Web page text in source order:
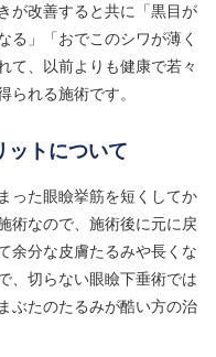
が改善すると共に「黒目が
る」「おでこのシワが薄く
て、以前よりも健康で若々
られる施術です。
ットについて
った眼瞼挙筋を短くしてか
術なので、施術後に元に戻
余分な皮膚たるみや長くな
、切らない眼瞼下垂術では
ぶたのたるみが酷い方の治